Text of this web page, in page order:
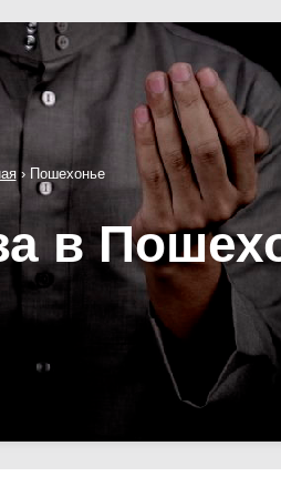
› Пошехонье
в